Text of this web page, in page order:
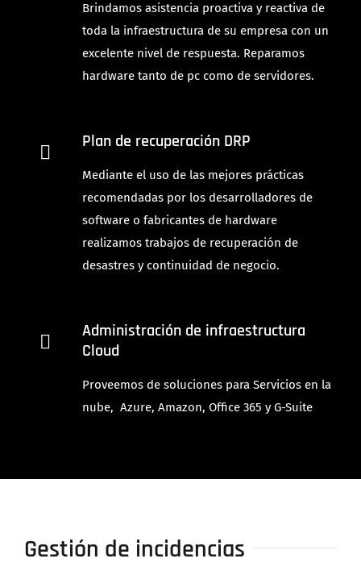
Brindamos asistencia proactiva y reactiva de
toda la infraestructura de su empresa con un
excelente nivel de respuesta. Reparamos
hardware tanto de pc como de servidores.
Plan de recuperación DRP
Mediante el uso de las mejores prácticas
recomendadas por los desarrolladores de
software o fabricantes de hardware
realizamos trabajos de recuperación de
desastres y continuidad de negocio.
Administración de infraestructura
Cloud
Proveemos de soluciones para Servicios en la
nube, Azure, Amazon, Office 365 y G-Suite
Gestión de incidencias